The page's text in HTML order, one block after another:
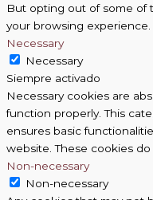
But opting out of some of
your browsing experience.
Necessary
Necessary
Siempre activado
Necessary cookies are
function properly. This
ensures basic
website. These cookies
Non-necessary
Non-necessary